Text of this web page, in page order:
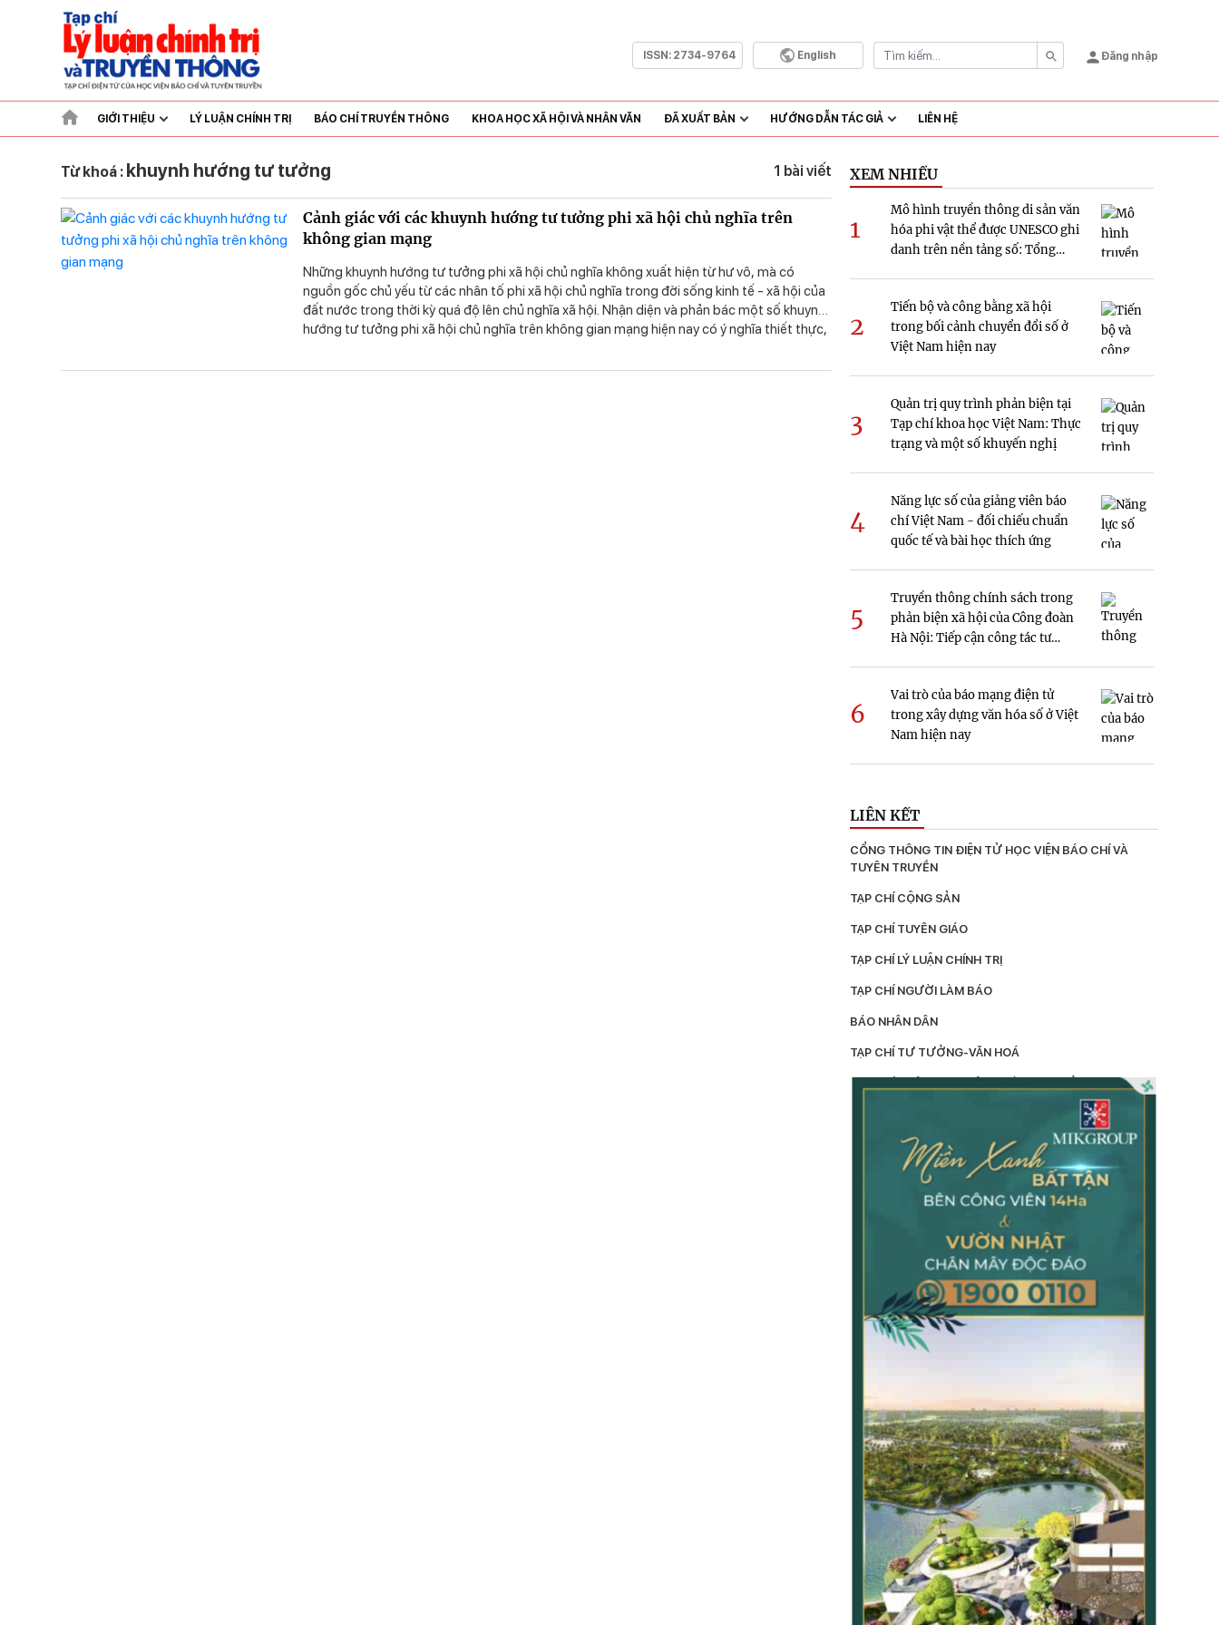
ISSN: 2734-9764 English Đăng nhập
GIỚI THIỆU LÝ LUẬN CHÍNH TRỊ BÁO CHÍ TRUYỀN THÔNG KHOA HỌC XÃ HỘI VÀ NHÂN VĂN ĐÃ XUẤT BẢN HƯỚNG DẪN TÁC GIẢ LIÊN HỆ
Từ khoá : khuynh hướng tư tưởng 1 bài viết
Cảnh giác với các khuynh hướng tư tưởng phi xã hội chủ nghĩa trên
không gian mạng
Những khuynh hướng tư tưởng phi xã hội chủ nghĩa không xuất hiện từ hư vô, mà có
nguồn gốc chủ yếu từ các nhân tố phi xã hội chủ nghĩa trong đời sống kinh tế - xã hội của
đất nước trong thời kỳ quá độ lên chủ nghĩa xã hội. Nhận diện và phản bác một số khuynh
hướng tư tưởng phi xã hội chủ nghĩa trên không gian mạng hiện nay có ý nghĩa thiết thực,
vững bước trên con đường độc lập dân tộc và chủ nghĩa xã hội.
XEM NHIỀU
1
Mô hình truyền thông di sản văn
hóa phi vật thể được UNESCO ghi
danh trên nền tảng số: Tổng
2
Tiến bộ và công bằng xã hội
trong bối cảnh chuyển đổi số ở
Việt Nam hiện nay
3
Quản trị quy trình phản biện tại
Tạp chí khoa học Việt Nam: Thực
trạng và một số khuyến nghị
4
Năng lực số của giảng viên báo
chí Việt Nam - đối chiếu chuẩn
quốc tế và bài học thích ứng
5
Truyền thông chính sách trong
phản biện xã hội của Công đoàn
Hà Nội: Tiếp cận công tác tư
6
Vai trò của báo mạng điện tử
trong xây dựng văn hóa số ở Việt
Nam hiện nay
LIÊN KẾT
CỔNG THÔNG TIN ĐIỆN TỬ HỌC VIỆN BÁO CHÍ VÀ
TUYÊN TRUYỀN
TẠP CHÍ CỘNG SẢN
TẠP CHÍ TUYÊN GIÁO
TẠP CHÍ LÝ LUẬN CHÍNH TRỊ
TẠP CHÍ NGƯỜI LÀM BÁO
BÁO NHÂN DÂN
TẠP CHÍ TƯ TƯỞNG-VĂN HOÁ
TẠP CHÍ KIỂM TRA
TẠP CHÍ XÂY DỰNG ĐẢNG
TẠP CHÍ DÂN VẬN
TẠP CHÍ GIÁO DỤC LÝ LUẬN
TẠP CHÍ KHOA HỌC CHÍNH TRỊ